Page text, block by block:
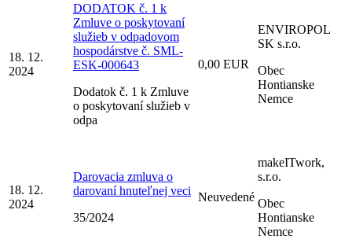
18. 12.
2024
DODATOK č. 1 k
Zmluve o poskytovaní
služieb v odpadovom
hospodárstve č. SML-
ESK-000643
Dodatok č. 1 k Zmluve
o poskytovaní služieb v
odpa
0,00 EUR
ENVIROPOL
SK s.r.o.
Obec
Hontianske
Nemce
18. 12.
2024
Darovacia zmluva o
darovaní hnuteľnej veci
35/2024
Neuvedené
makeITwork,
s.r.o.
Obec
Hontianske
Nemce